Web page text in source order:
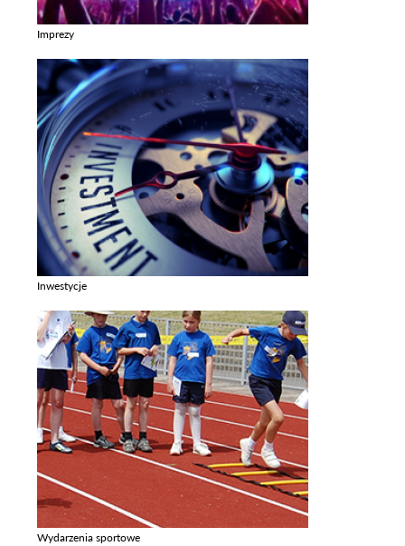
Imprezy
Inwestycje
Wydarzenia sportowe